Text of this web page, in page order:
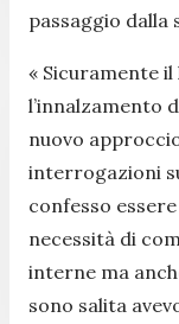
passaggio dalla
« Sicuramente
l’innalzamento
nuovo
interrogazioni
confesso
necessità di
interne ma
sono salita